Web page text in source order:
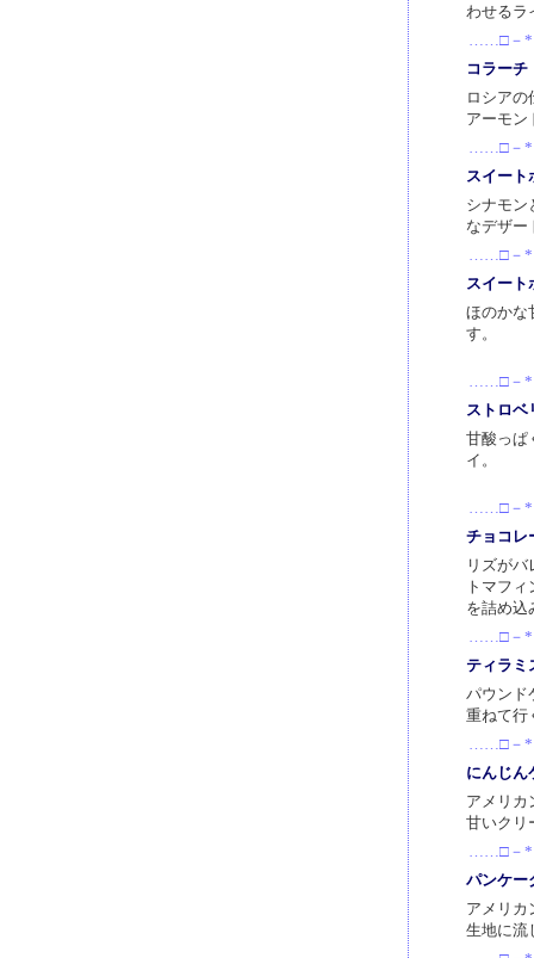
わせるラ
……□－*
コラーチ
ロシアの
アーモン
……□－*
スイート
シナモン
なデザー
……□－*
スイート
ほのかな
す。
……□－*
ストロベ
甘酸っぱ
イ。
……□－*
チョコレ
リズが
トマフ
を詰め込
……□－*
ティラミ
パウンド
重ねて行
……□－*
にんじん
アメリカ
甘いクリ
……□－*
パンケー
アメリカ
生地に流